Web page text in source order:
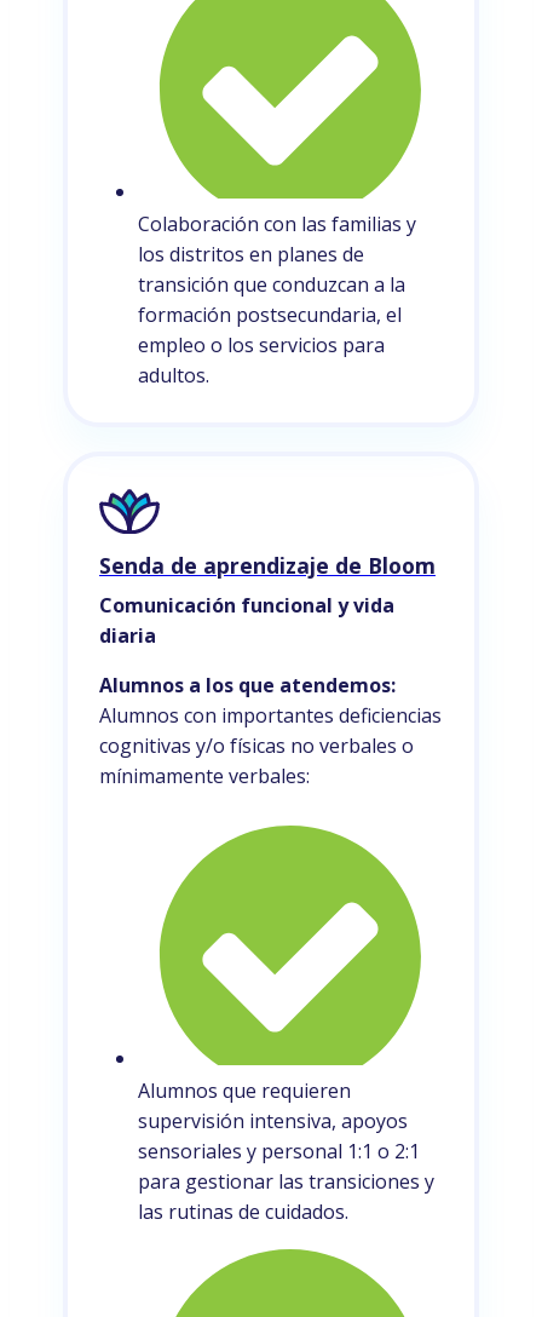
Colaboración con las familias y
los distritos en planes de
transición que conduzcan a la
formación postsecundaria, el
empleo o los servicios para
adultos.
Senda de aprendizaje de Bloom
Comunicación funcional y vida
diaria
Alumnos a los que atendemos:
Alumnos con importantes deficiencias
cognitivas y/o físicas no verbales o
mínimamente verbales:
Alumnos que requieren
supervisión intensiva, apoyos
sensoriales y personal 1:1 o 2:1
para gestionar las transiciones y
las rutinas de cuidados.